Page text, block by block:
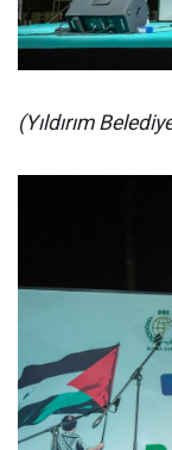
(Yıldırım